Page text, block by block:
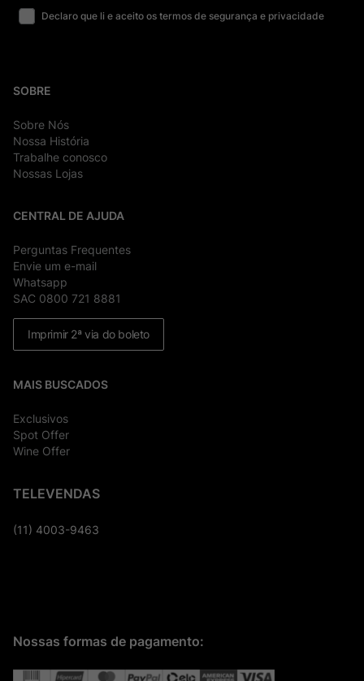
Declaro que li e aceito os termos de segurança e privacidade
SOBRE
Sobre Nós
Nossa História
Trabalhe conosco
Nossas Lojas
CENTRAL DE AJUDA
Perguntas Frequentes
Envie um e-mail
Whatsapp
SAC 0800 721 8881
Imprimir 2ª via do boleto
MAIS BUSCADOS
Exclusivos
Spot Offer
Wine Offer
TELEVENDAS
(11) 4003-9463
Nossas formas de pagamento: